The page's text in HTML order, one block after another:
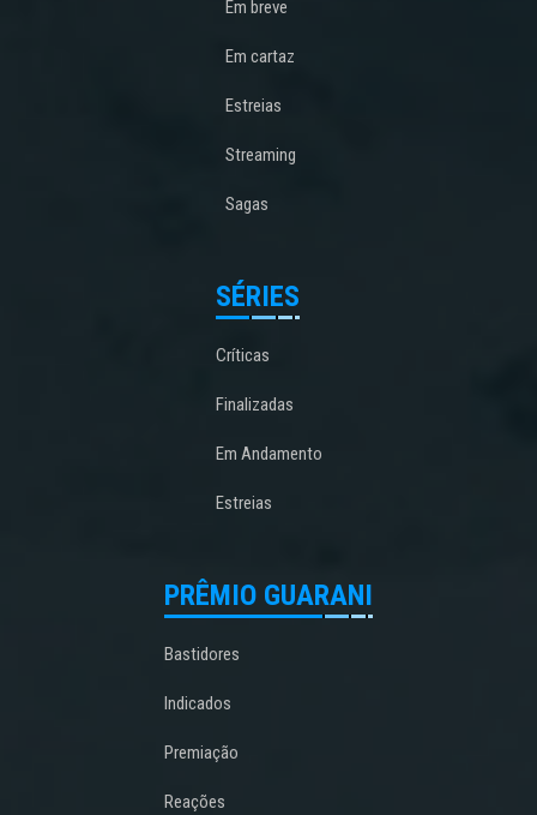
Em breve
Em cartaz
Estreias
Streaming
Sagas
SÉRIES
Críticas
Finalizadas
Em Andamento
Estreias
PRÊMIO GUARANI
Bastidores
Indicados
Premiação
Reações